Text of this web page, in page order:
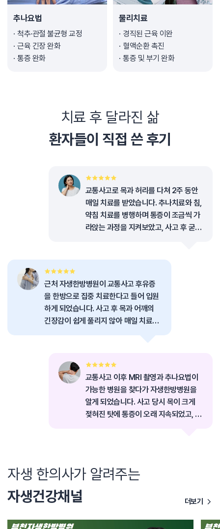
추나요법
척추·관절 불균형 교정
근육 긴장 완화
통증 완화
물리치료
경직된 근육 이완
혈액순환 촉진
통증 및 부기 완화
치료 후 달라진 삶
환자들이 직접 쓴 후기
교통사고로 목과 허리를 다쳐 2주 동안
매일 치료를 받았습니다. 추나치료와 침,
약침 치료를 병행하며 통증이 조금씩 가
라앉는 과정을 지켜보았고, 사고 후 굳어
근처 자생한방병원이 교통사고 후유증
을 한방으로 집중 치료한다고 들어 입원
하게 되었습니다. 사고 후 목과 어깨의
긴장감이 쉽게 풀리지 않아 매일 치료를
받았고, 의료진은 통증의 원인과 상태를
세심하게 살펴가며 진료를 이어갔습니
교통사고 이후 MRI 촬영과 추나요법이
가능한 병원을 찾다가 자생한방병원을
알게 되었습니다. 사고 당시 목이 크게
젖혀진 탓에 통증이 오래 지속되었고, 근
자생 한의사가 알려주는
자생건강채널
더보기